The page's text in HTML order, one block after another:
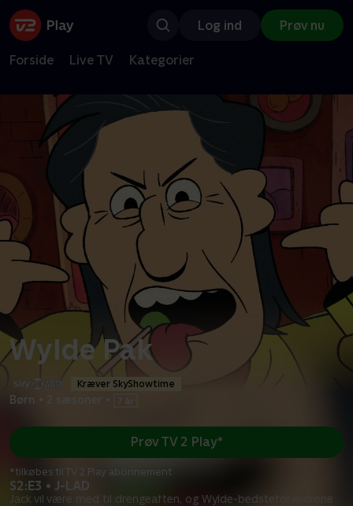
Log ind Prøv nu
Forside Live TV Kategorier
Wylde Pak
Kræver SkyShowtime
Børn • 2 sæsoner •
S2:E3 • J-LAD
Jack vil være med til drengeaften, og Wylde-bedsteforældrene
Prøv TV 2 Play*
*tilkøbes til TV 2 Play abonnement